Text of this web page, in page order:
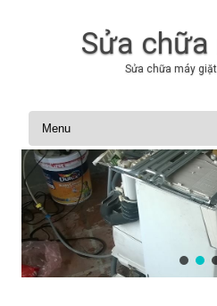
Sửa
Sửa chữa máy
Skip to content